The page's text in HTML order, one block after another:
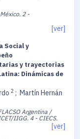
2 -
[ver]
Social y
y trayectorias
Dinámicas de
2 ; Martín Hernán
Argentina /
IIGG. 4 - CIECS.
[ver]